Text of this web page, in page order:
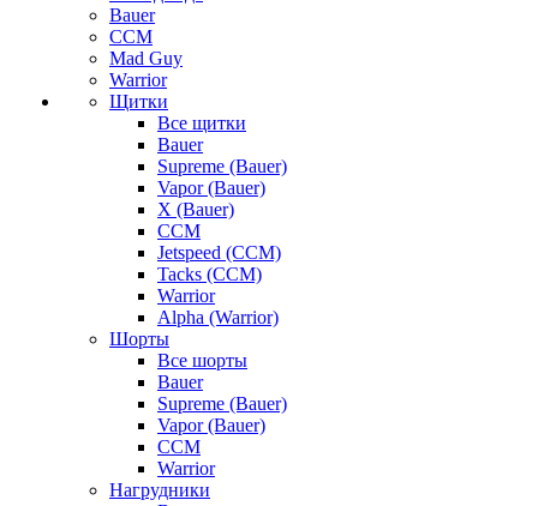
Bauer
CCM
Mad Guy
Warrior
Щитки
Все щитки
Bauer
Supreme (Bauer)
Vapor (Bauer)
X (Bauer)
CCM
Jetspeed (CCM)
Tacks (CCM)
Warrior
Alpha (Warrior)
Шорты
Все шорты
Bauer
Supreme (Bauer)
Vapor (Bauer)
CCM
Warrior
Нагрудники